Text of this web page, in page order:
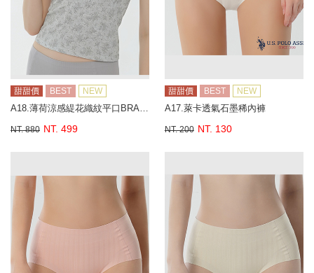
甜甜價 BEST NEW
A18.薄荷涼感緹花織紋平口BRA背心
NT. 880 NT. 499
甜甜價 BEST NEW
A17.萊卡透氣石墨稀內褲
NT. 200 NT. 130